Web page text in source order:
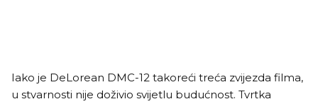
Iako je DeLorean DMC-12 takoreći treća zvijezda filma,
u stvarnosti nije doživio svijetlu budućnost. Tvrtka